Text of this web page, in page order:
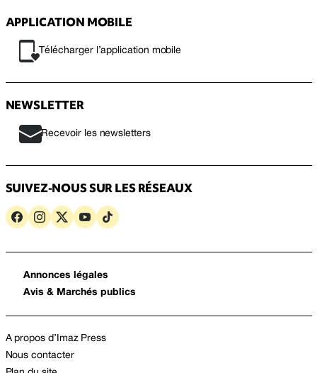
APPLICATION MOBILE
Télécharger l’application mobile
NEWSLETTER
Recevoir les newsletters
SUIVEZ-NOUS SUR LES RÉSEAUX
Annonces légales
Avis & Marchés publics
A propos d’Imaz Press
Nous contacter